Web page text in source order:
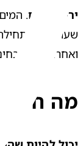
ירידת מים.
ואחרות רק
מה